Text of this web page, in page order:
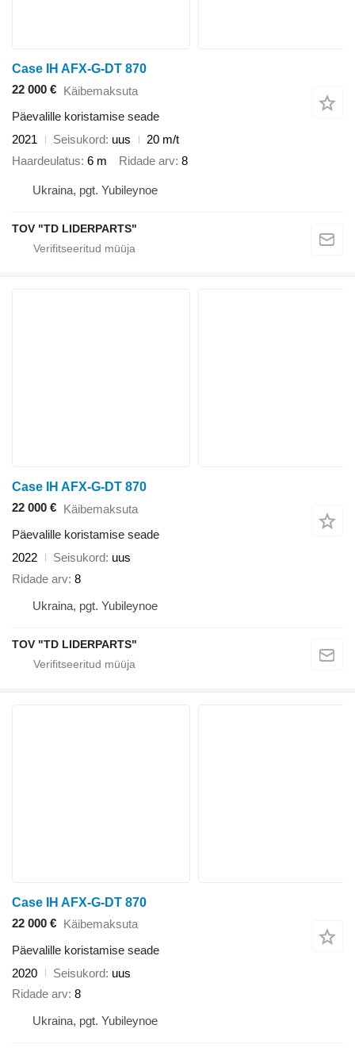
Case IH AFX-G-DT 870
22 000 € Käibemaksuta
Päevalille koristamise seade
2021
Seisukord uus
20 m/t
Haardeulatus 6 m Ridade arv 8
Ukraina, pgt. Yubileynoe
TOV "TD LIDERPARTS"
Case IH AFX-G-DT 870
22 000 € Käibemaksuta
Päevalille koristamise seade
2022
Seisukord uus
Ridade arv 8
Ukraina, pgt. Yubileynoe
TOV "TD LIDERPARTS"
Case IH AFX-G-DT 870
22 000 € Käibemaksuta
Päevalille koristamise seade
2020
Seisukord uus
Ridade arv 8
Ukraina, pgt. Yubileynoe